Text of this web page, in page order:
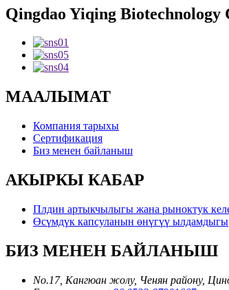
Qingdao Yiqing Biotechnology
МААЛЫМАТ
Компания тарыхы
Сертификация
Биз менен байланыш
АКЫРКЫ КАБАР
Плдин артыкчылыгы жана рыноктук
Өсүмдүк капсуланын өнүгүү ылдамдыгы
БИЗ МЕНЕН БАЙЛАНЫШ
No.17, Кангюан жолу, Ченян району,